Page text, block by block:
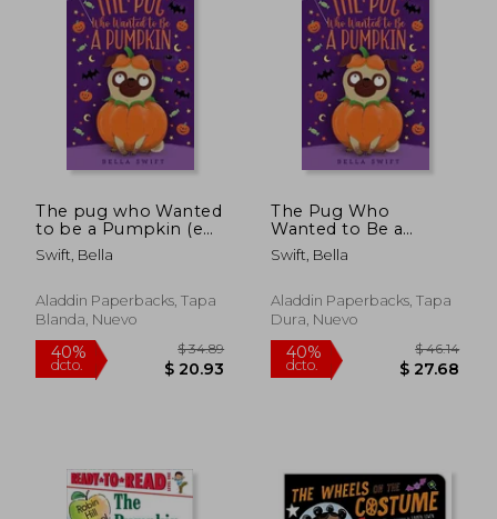
40% 40%
The pug who Wanted
to be a Pumpkin (en
Inglés)
Swift, Bella
Aladdin Paperbacks, Tapa
Blanda, Nuevo
The Pug Who
Wanted to Be a
Pumpkin (en Inglés)
Swift, Bella
Aladdin Paperbacks, Tapa
Dura, Nuevo